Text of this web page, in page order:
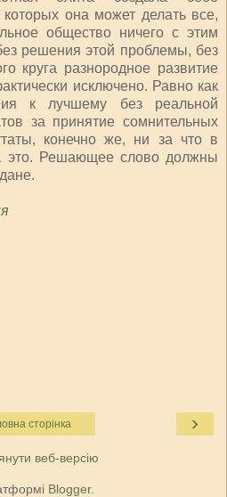
она может делать все,
общество ничего с этим
решения этой проблемы, без
круга разнородное развитие
исключено. Равно как
к лучшему без реальной
за принятие сомнительных
конечно же, ни за что в
это. Решающее слово должны
›
сторінка
веб-версію
Blogger.